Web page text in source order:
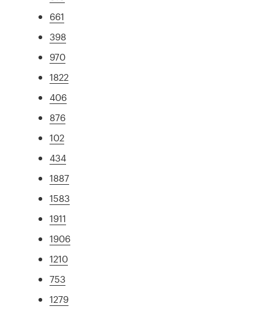
661
398
970
1822
406
876
102
434
1887
1583
1911
1906
1210
753
1279